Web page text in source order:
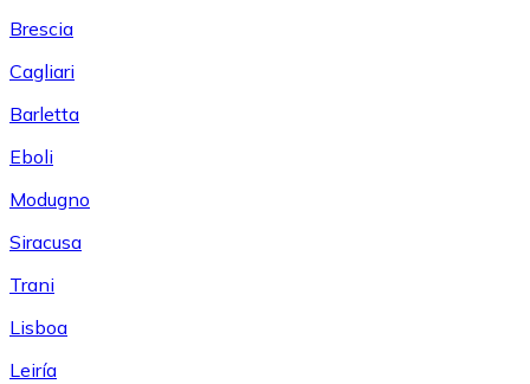
Brescia
Cagliari
Barletta
Eboli
Modugno
Siracusa
Trani
Lisboa
Leiría